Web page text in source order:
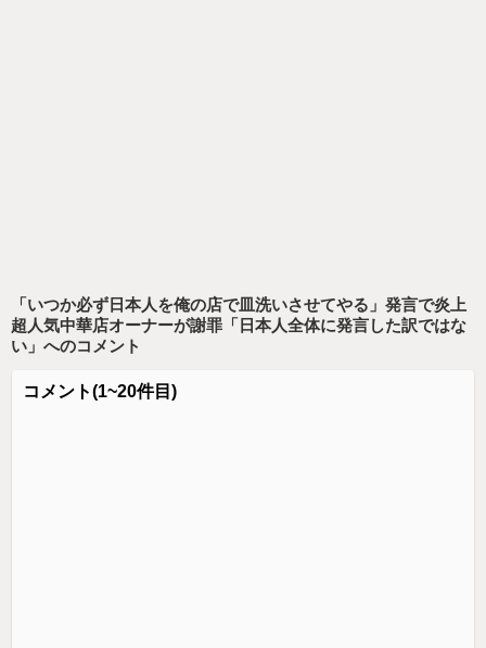
「いつか必ず日本人を俺の店で皿洗いさせてやる」発言で炎上
超人気中華店オーナーが謝罪「日本人全体に発言した訳ではな
い」 へのコメント
コメント(1~20件目)